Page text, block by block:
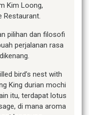
Kim Loong,
Restaurant.
pilihan dan filosofi
perjalanan rasa
bird’s nest with
King durian mochi
itu, terdapat lotus
di mana aroma